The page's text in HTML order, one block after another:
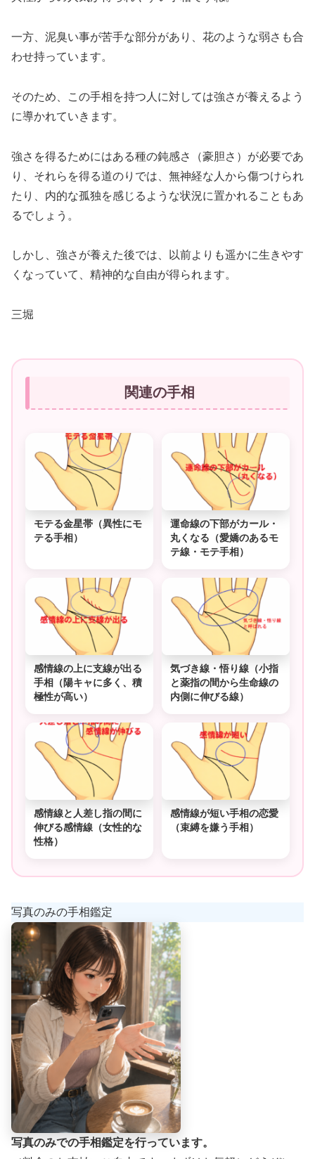
一方、泥臭い事が苦手な部分があり、花のような弱さも合
わせ持っています。
そのため、この手相を持つ人に対しては強さが養えるよう
に導かれていきます。
強さを得るためにはある種の鈍感さ（豪胆さ）が必要であ
り、それらを得る道のりでは、無神経な人から傷つけられ
たり、内的な孤独を感じるような状況に置かれることもあ
るでしょう。
しかし、強さが養えた後では、以前よりも遥かに生きやす
くなっていて、精神的な自由が得られます。
三堀
関連の手相
モテる金星帯（異性にモ
テる手相）
運命線の下部がカール・
丸くなる（愛嬌のあるモ
テ線・モテ手相）
感情線の上に支線が出る
手相（陽キャに多く、積
極性が高い）
気づき線・悟り線（小指
と薬指の間から生命線の
内側に伸びる線）
感情線と人差し指の間に
伸びる感情線（女性的な
性格）
感情線が短い手相の恋愛
（束縛を嫌う手相）
写真のみの手相鑑定
写真のみでの手相鑑定を行っています。